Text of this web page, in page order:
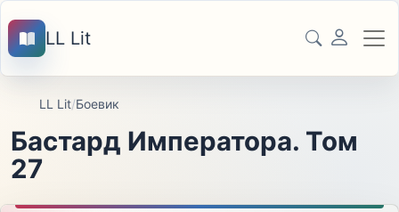
LL Lit
LL Lit/Боевик
Бастард Императора. Том
27